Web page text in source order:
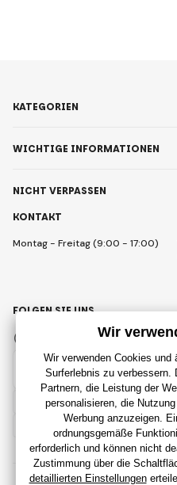
KONTAKT
Montag - Freitag (9:00 - 17:00)
KATEGORIEN
WICHTIGE INFORMATIONEN
NICHT VERPASSEN
Deutsch
FOLGEN SIE UNS
Instagram